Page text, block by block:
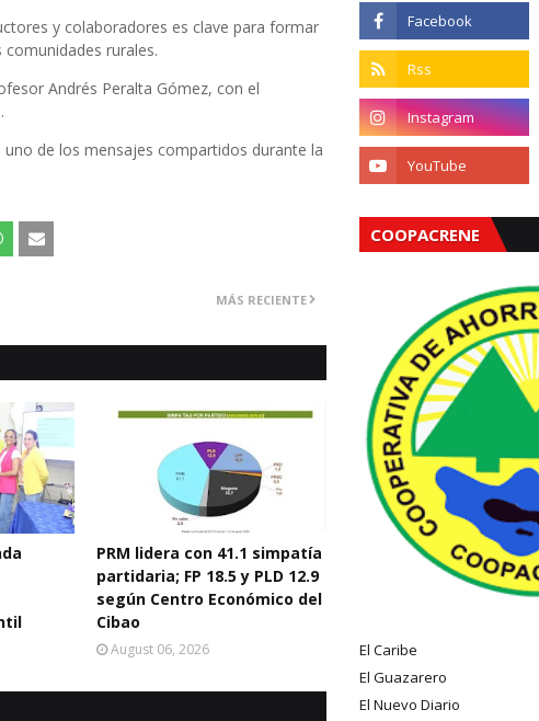
y colaboradores es clave para formar
rurales.
Andrés Peralta Gómez, con el
uno de los mensajes compartidos durante la
MÁS RECIENTE
PRM lidera con 41.1 simpatía
partidaria; FP 18.5 y PLD 12.9
según Centro Económico del
Cibao
August 06, 2026
COOPACRENE
El Caribe
El Guazarero
El Nuevo Diario